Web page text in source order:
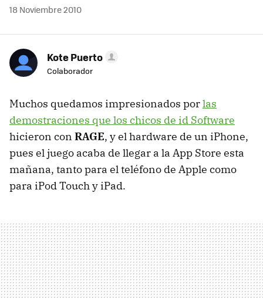
18 Noviembre 2010
Kote Puerto
Colaborador
Muchos quedamos impresionados porlas
demostraciones que los chicos de id Software
hicieron con RAGE, y el hardware de un iPhone,
pues el juego acaba de llegar a la App Store esta
mañana, tanto para el teléfono de Apple como
para iPod Touch y iPad.